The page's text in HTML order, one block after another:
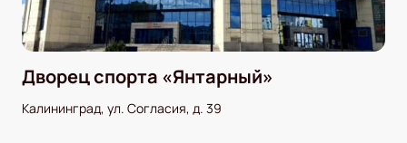
Дворец спорта «Янтарный»
Калининград, ул. Согласия, д. 39